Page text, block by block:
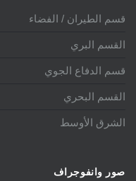
قسم الطيران / الفضاء
القسم البري
قسم الدفاع الجوي
القسم البحري
الشرق الأوسط
صور وانفوجراف